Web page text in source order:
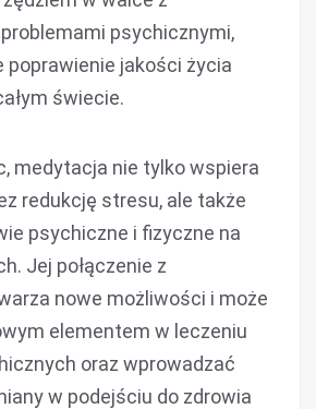
psychicznymi,
poprawienie jakości życia
świecie.
medytacja nie tylko wspiera
redukcję stresu, ale także
psychiczne i fizyczne na
Jej połączenie z
nowe możliwości i może
elementem w leczeniu
oraz wprowadzać
w podejściu do zdrowia